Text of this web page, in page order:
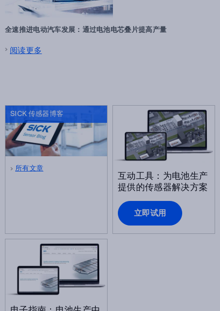
全速推进电动汽车发展：通过电池电芯叠片提高产量
阅读更多
SICK 传感器博客
所有文章
互动工具：为电池生产
提供的传感器解决方案
立即试用